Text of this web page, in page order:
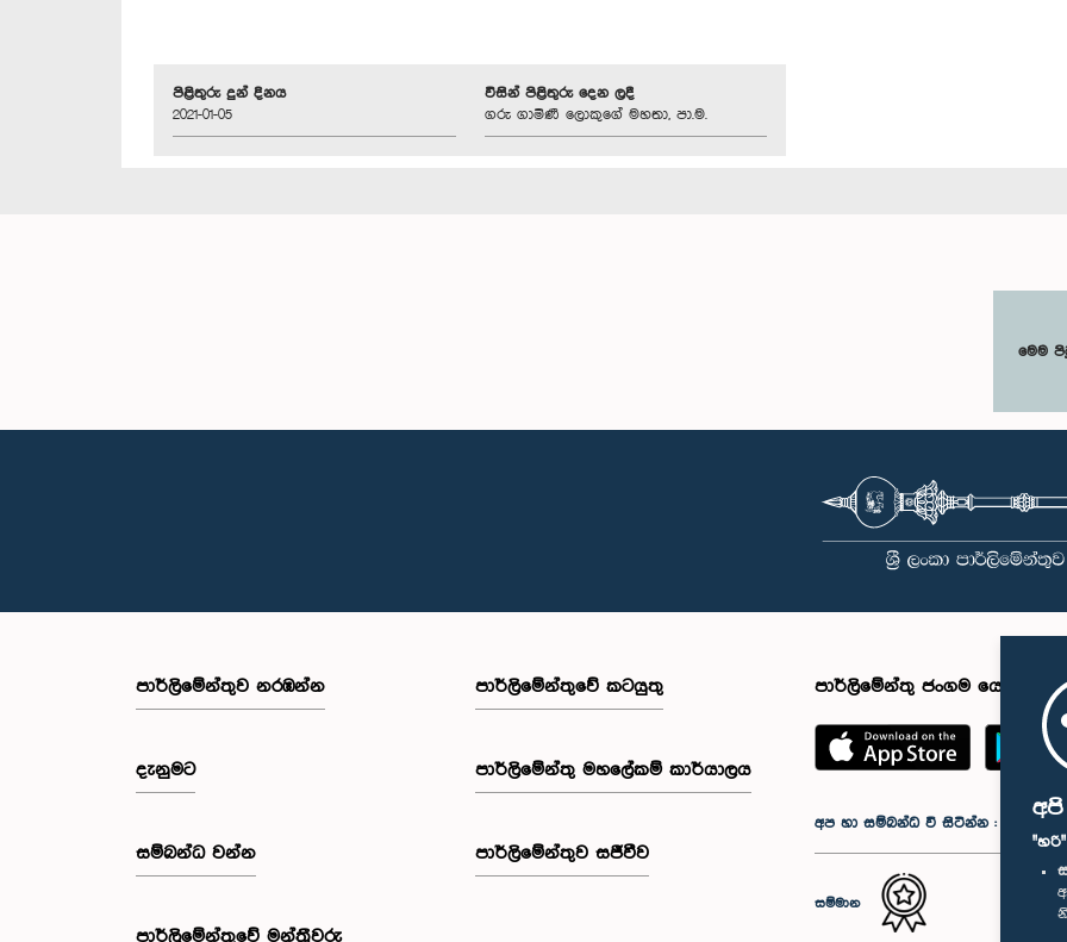
පිළිතුරු දුන් දිනය
2021-01-05
විසින් පිළිතුරු දෙන ලදී
ගරු ගාමිණී ලොකුගේ මහතා, පා.ම.
මෙම
පාර්ලි‌මේන්තුව නරඹන්න
දැනුමට
සම්බන්ධ වන්න
පාර්ලි‌මේන්තුවේ මන්ත්‍රීවරු
පාර්ලිමේන්තුවේ කටයුතු
පාර්ලිමේන්තු මහලේකම් කාර්යාලය
පාර්ලිමේන්තුව සජීවීව
පාර්ලිමේන්තු ජංගම යෙදුම
අප හා සම්බන්ධ වී සිටින්න :
සම්මාන